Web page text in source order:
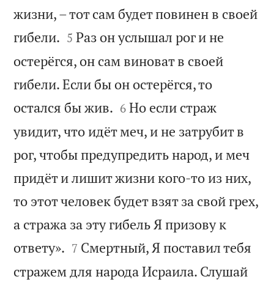
жизни, – тот сам будет повинен в своей
гибели. 

5 Раз он услышал рог и не
остерёгся, он сам виноват в своей
гибели. Если бы он остерёгся, то
остался бы жив. 

6 Но если страж
увидит, что идёт меч, и не затрубит в
рог, чтобы предупредить народ, и меч
придёт и лишит жизни кого-то из них,
то этот человек будет взят за свой грех,
а стража за эту гибель Я призову к
ответу». 

7 Смертный, Я поставил тебя
стражем для народа Исраила. Слушай